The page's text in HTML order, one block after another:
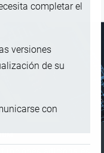
completar el
versiones
de su
con